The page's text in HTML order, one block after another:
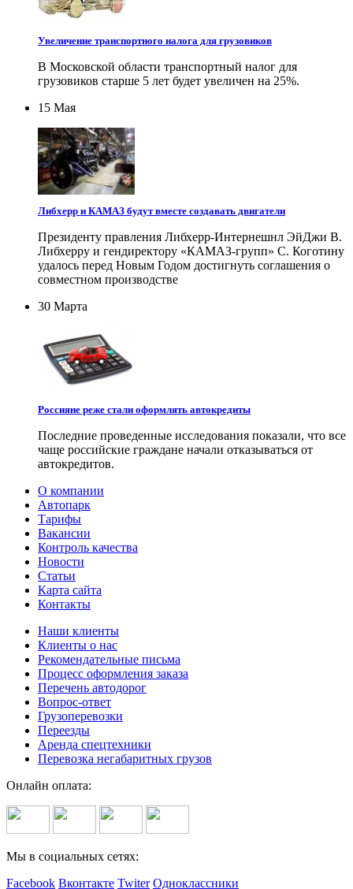
Увеличение транспортного налога для грузовиков
В Московской области транспортный налог для
грузовиков старше 5 лет будет увеличен на 25%.
15 Мая
Либхерр и КАМАЗ будут вместе создавать двигатели
Президенту правления Либхерр-Интернешнл ЭйДжи В.
Либхерру и гендиректору «КАМАЗ-групп» С. Коготину
удалось перед Новым Годом достигнуть соглашения о
совместном производстве
30 Марта
Россияне реже стали оформлять автокредиты
Последние проведенные исследования показали, что все
чаще российские граждане начали отказываться от
автокредитов.
О компании
Автопарк
Тарифы
Вакансии
Контроль качества
Новости
Статьи
Карта сайта
Контакты
Наши клиенты
Клиенты о нас
Рекомендательные письма
Процесс оформления заказа
Перечень автодорог
Вопрос-ответ
Грузоперевозки
Переезды
Аренда спецтехники
Перевозка негабаритных грузов
Онлайн оплата:
Мы в социальных сетях:
Facebook Вконтакте Twiter Одноклассники